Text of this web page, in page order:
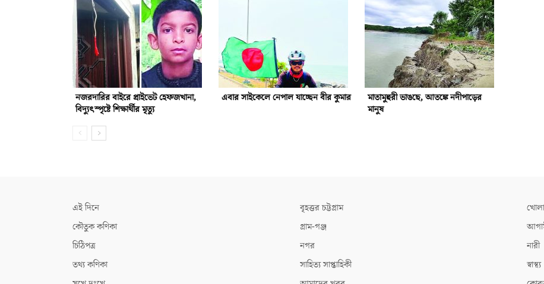
নজরদারির বাইরে প্রাইভেট হেফজখানা,
বিদ্যুৎস্পৃষ্টে শিক্ষার্থীর মৃত্যু
এবার সাইকেলে নেপাল যাচ্ছেন বীর কুমার
মাতামুহুরী ভাঙছে, আতঙ্কে নদীপাড়ের
মানুষ
এই দিনে
কৌতুক কণিকা
চিঠিপত্র
তথ্য কণিকা
বৃহত্তর চট্টগ্রাম
গ্রাম-গঞ্জ
নগর
সাহিত্য সাপ্তাহিকী
নারী
স্বাস্থ্য